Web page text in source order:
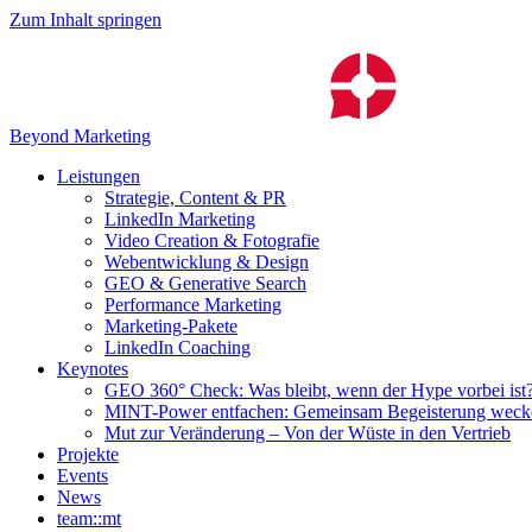
Zum Inhalt springen
Beyond Marketing
Leistungen
Strategie, Content & PR
LinkedIn Marketing
Video Creation & Fotografie
Webentwicklung & Design
GEO & Generative Search
Performance Marketing
Marketing-Pakete
LinkedIn Coaching
Keynotes
GEO 360° Check: Was bleibt, wenn der Hype vorbei
MINT-Power entfachen: Gemeinsam Begeisterung
Mut zur Veränderung – Von der Wüste in den Vertrieb
Projekte
Events
News
team::mt